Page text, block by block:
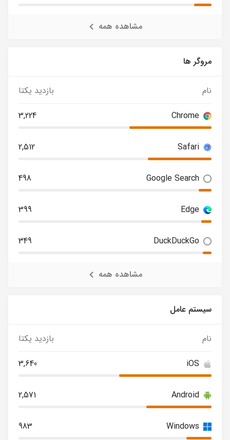
مشاهده همه
مروگر ها
نام
بازدید یکتا
Chrome
3,224
Safari
2,512
Google Search
498
Edge
399
DuckDuckGo
349
مشاهده همه
سیستم عامل
نام
بازدید یکتا
iOS
3,640
Android
2,571
Windows
983